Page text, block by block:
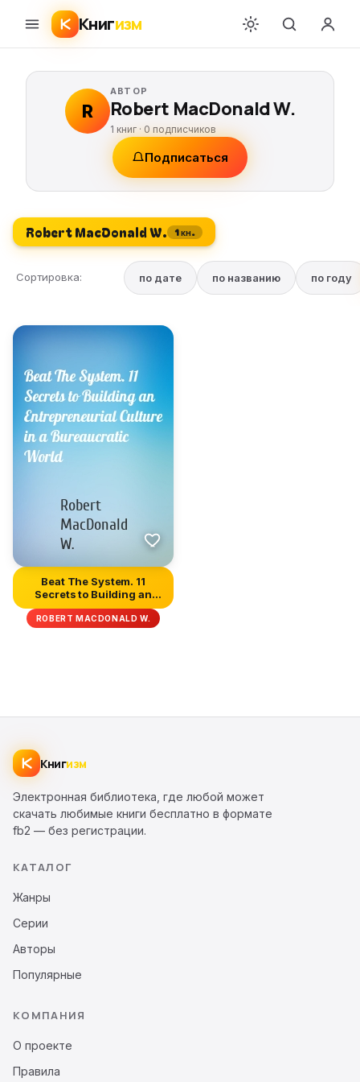
Книгизм
R
АВТОР
Robert MacDonald W.
1 книг · 0 подписчиков
Подписаться
Robert MacDonald W. 1 кн.
Сортировка: по дате по названию по году
Beat The System. 11
Secrets to Building an
Entrepr...
ROBERT MACDONALD W.
Книгизм
Электронная библиотека, где любой может
скачать любимые книги бесплатно в формате
fb2 — без регистрации.
КАТАЛОГ
Жанры
Серии
Авторы
Популярные
КОМПАНИЯ
О проекте
Правила